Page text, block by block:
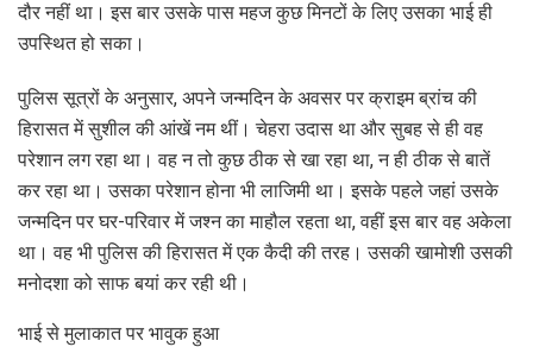
दौर नहीं था। इस बार उसके पास महज कुछ मिनटों के लिए उसका भाई ही
उपस्थित हो सका।
पुलिस सूत्रों के अनुसार, अपने जन्मदिन के अवसर पर क्राइम ब्रांच की
हिरासत में सुशील की आंखें नम थीं। चेहरा उदास था और सुबह से ही वह
परेशान लग रहा था। वह न तो कुछ ठीक से खा रहा था, न ही ठीक से बातें
कर रहा था। उसका परेशान होना भी लाजिमी था। इसके पहले जहां उसके
जन्मदिन पर घर-परिवार में जश्न का माहौल रहता था, वहीं इस बार वह अकेला
था। वह भी पुलिस की हिरासत में एक कैदी की तरह। उसकी खामोशी उसकी
मनोदशा को साफ बयां कर रही थी।
भाई से मुलाकात पर भावुक हुआ